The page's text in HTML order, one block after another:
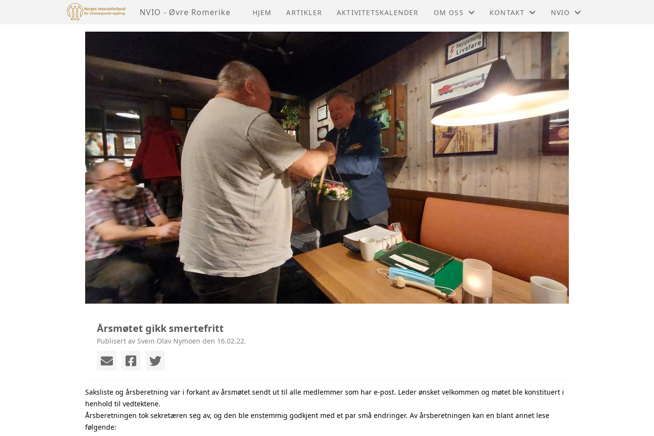
NVIO - Øvre Romerike HJEM ARTIKLER AKTIVITETSKALENDER OM OSS
NVIO - ØVRE ROMERIKE
KONTAKT
KONTAKT
STYRET
NVIO
BLI MEDLEM
TIL HOVEDSIDEN
Årsmøtet gikk smertefritt
Publisert av Svein Olav Nymoen den 16.02.22.
Saksliste og årsberetning var i forkant av årsmøtet sendt ut til alle medlemmer som har e-post. Leder ønsket velkommen og møtet ble konstituert i
henhold til vedtektene.
Årsberetningen tok sekretæren seg av, og den ble enstemmig godkjent med et par små endringer. Av årsberetningen kan en blant annet lese
følgende: